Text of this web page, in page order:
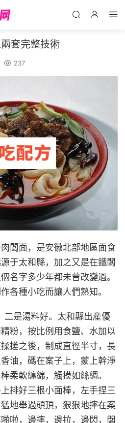
套完整技術
237
闆面，是安徽北部地區面食
于太和縣，加之又是在鐵闆
名字多少年都未曾改變過。
各種小吃而讓人們熟知。
是湯料好。太和縣出産優
粉，按比例用食鹽、水加以
搓之後，制成直徑半寸，長
油，碼在案子上，蒙上幹淨
柔軟纏綿，觸摸如絲綢。
排好三根小面棒，左手捏三
地舉過頭頂，狠狠地摔在案
啦，邊摔，邊拉，邊閃，闆